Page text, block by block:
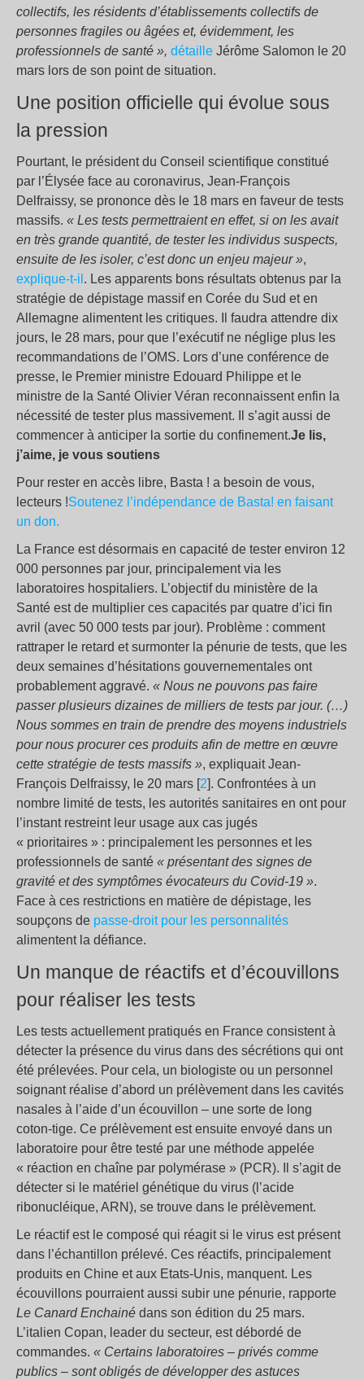
collectifs, les résidents d’établissements collectifs de
personnes fragiles ou âgées et, évidemment, les
professionnels de santé », détaille Jérôme Salomon le 20
mars lors de son point de situation.
Une position officielle qui évolue sous
la pression
Pourtant, le président du Conseil scientifique constitué
par l’Élysée face au coronavirus, Jean-François
Delfraissy, se prononce dès le 18 mars en faveur de tests
massifs. « Les tests permettraient en effet, si on les avait
en très grande quantité, de tester les individus suspects,
ensuite de les isoler, c’est donc un enjeu majeur »,
explique-t-il . Les apparents bons résultats obtenus par la
stratégie de dépistage massif en Corée du Sud et en
Allemagne alimentent les critiques. Il faudra attendre dix
jours, le 28 mars, pour que l’exécutif ne néglige plus les
recommandations de l’OMS. Lors d’une conférence de
presse, le Premier ministre Edouard Philippe et le
ministre de la Santé Olivier Véran reconnaissent enfin la
nécessité de tester plus massivement. Il s’agit aussi de
commencer à anticiper la sortie du confinement.Je lis,
j’aime, je vous soutiens
Pour rester en accès libre, Basta ! a besoin de vous,
lecteurs !Soutenez l’indépendance de Basta! en faisant
un don.
La France est désormais en capacité de tester environ 12
000 personnes par jour, principalement via les
laboratoires hospitaliers. L’objectif du ministère de la
Santé est de multiplier ces capacités par quatre d’ici fin
avril (avec 50 000 tests par jour). Problème : comment
rattraper le retard et surmonter la pénurie de tests, que les
deux semaines d’hésitations gouvernementales ont
probablement aggravé. « Nous ne pouvons pas faire
passer plusieurs dizaines de milliers de tests par jour. (…)
Nous sommes en train de prendre des moyens industriels
pour nous procurer ces produits afin de mettre en œuvre
cette stratégie de tests massifs », expliquait Jean-
François Delfraissy, le 20 mars [2]. Confrontées à un
nombre limité de tests, les autorités sanitaires en ont pour
l’instant restreint leur usage aux cas jugés
« prioritaires » : principalement les personnes et les
professionnels de santé « présentant des signes de
gravité et des symptômes évocateurs du Covid-19 ».
Face à ces restrictions en matière de dépistage, les
soupçons de passe-droit pour les personnalités
alimentent la défiance.
Un manque de réactifs et d’écouvillons
pour réaliser les tests
Les tests actuellement pratiqués en France consistent à
détecter la présence du virus dans des sécrétions qui ont
été prélevées. Pour cela, un biologiste ou un personnel
soignant réalise d’abord un prélèvement dans les cavités
nasales à l’aide d’un écouvillon – une sorte de long
coton-tige. Ce prélèvement est ensuite envoyé dans un
laboratoire pour être testé par une méthode appelée
« réaction en chaîne par polymérase » (PCR). Il s’agit de
détecter si le matériel génétique du virus (l’acide
ribonucléique, ARN), se trouve dans le prélèvement.
Le réactif est le composé qui réagit si le virus est présent
dans l’échantillon prélevé. Ces réactifs, principalement
produits en Chine et aux Etats-Unis, manquent. Les
écouvillons pourraient aussi subir une pénurie, rapporte
Le Canard Enchainé dans son édition du 25 mars.
L’italien Copan, leader du secteur, est débordé de
commandes. « Certains laboratoires – privés comme
publics – sont obligés de développer des astuces